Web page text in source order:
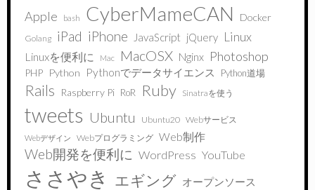
Apple bash CyberMameCAN Docker
Golang iPad iPhone JavaScript jQuery Linux
Linuxを便利に Mac MacOSX Nginx Photoshop
PHP Python Pythonでデータサイエンス Python道場
Rails Raspberry Pi RoR Ruby Sinatraを使う
tweets Ubuntu Ubuntu20 Webサービス
Webデザイン Webプログラミング Web制作
Web開発を便利に WordPress YouTube
ささやき エギング オープンソース